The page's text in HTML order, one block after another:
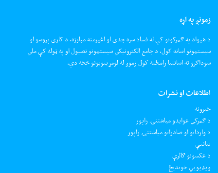
زمونږ په اړه
د هیواد په ګمرکونو کې له فساد سره جدي او اغیزمنه مبارزه، د کاري پروسو او
سیستمونو اسانه کول، د جامع الکترونیکي سیستمونو نصبول او په ټوله کې ملي
سوداګرو ته اسانتیا رامځته کول زموږ له لومړیتوبونو څخه دي.
اطلاعات او نشرات
خبرونه
د ګمرکي عوایدو میاشتنۍ راپور
د وارداتو او صادراتو میاشتنۍ راپور
بیانیې
د عکسونو ګالرې
ويډيويي خونديځ